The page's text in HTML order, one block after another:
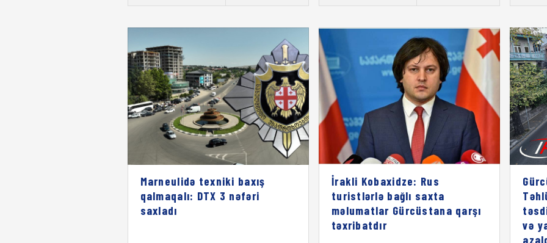
Marneulidə texniki baxış
qalmaqalı: DTX 3 nəfəri
saxladı
İrakli Kobaxidze: Rus
turistlərlə bağlı saxta
məlumatlar Gürcüstana qarşı
təxribatdır
və